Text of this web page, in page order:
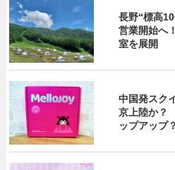
長野“標高
営業開始へ
室を展開
中国発スク
京上陸か？
ップアップ